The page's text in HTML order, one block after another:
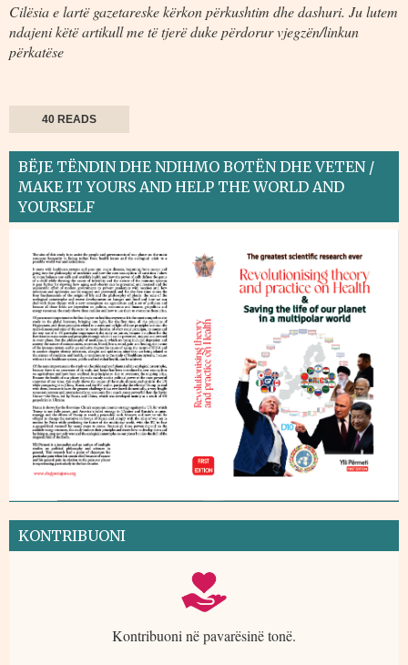
Cilësia e lartë gazetareske kërkon përkushtim dhe dashuri. Ju lutem
ndajeni këtë artikull me të tjerë duke përdorur vjegzën/linkun
përkatëse
40 READS
BËJE TËNDIN DHE NDIHMO BOTËN DHE VETEN /
MAKE IT YOURS AND HELP THE WORLD AND
YOURSELF
KONTRIBUONI
Kontribuoni në pavarësinë tonë.